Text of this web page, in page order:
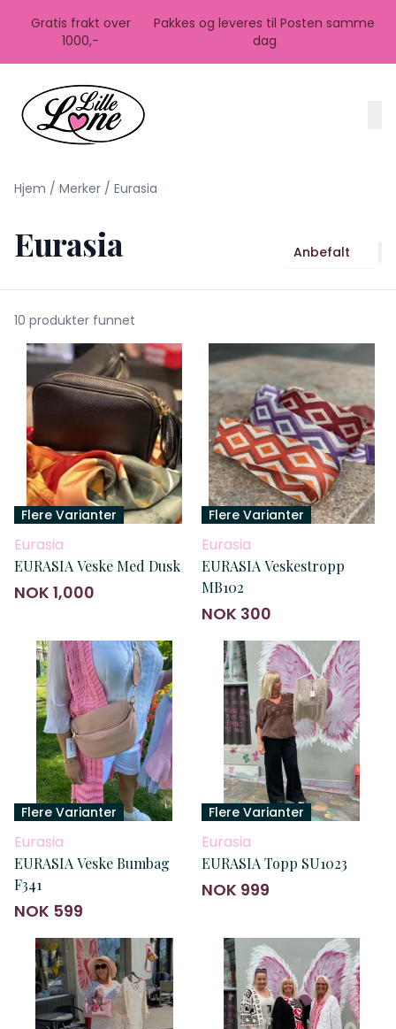
Gratis frakt over
1000,-
Pakkes og leveres til Posten samme
dag
Hjem / Merker / Eurasia
Eurasia Anbefalt
10 produkter funnet
Flere Varianter
Eurasia
EURASIA Veske Med Dusk
NOK 1,000
Flere Varianter
Eurasia
EURASIA Veskestropp
MB102
NOK 300
Flere Varianter
Eurasia
EURASIA Veske Bumbag
F341
NOK 599
Flere Varianter
Eurasia
EURASIA Topp SU1023
NOK 999